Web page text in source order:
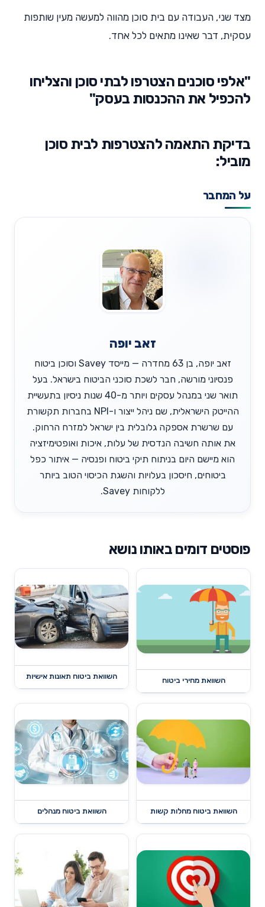
מצד שני, העבודה עם בית סוכן מהווה למעשה מעין שותפות
עסקית, דבר שאינו מתאים לכל אחד.
"אלפי סוכנים הצטרפו לבתי סוכן והצליחו
להכפיל את ההכנסות בעסק"
בדיקת התאמה להצטרפות לבית סוכן
מוביל:
על המחבר
זאב יופה
זאב יופה, בן 63 מחדרה — מייסד Savey וסוכן ביטוח
פנסיוני מורשה, חבר לשכת סוכני הביטוח בישראל. בעל
תואר שני במנהל עסקים ויותר מ-40 שנות ניסיון בתעשיית
ההייטק הישראלית, שם ניהל ייצור ו-NPI בחברות תקשורת
עם שרשרת אספקה גלובלית בין ישראל למזרח הרחוק.
את אותה חשיבה הנדסית של עלות, איכות ואופטימיזציה
הוא מיישם היום בניתוח תיקי ביטוח ופנסיה — איתור כפל
ביטוחים, חיסכון בעלויות והשגת הכיסוי הטוב ביותר
ללקוחות Savey.
פוסטים דומים באותו נושא
השוואת מחירי ביטוח
השוואת ביטוח תאונות אישיות
השוואת ביטוח מחלות קשות השוואת ביטוח מנהלים